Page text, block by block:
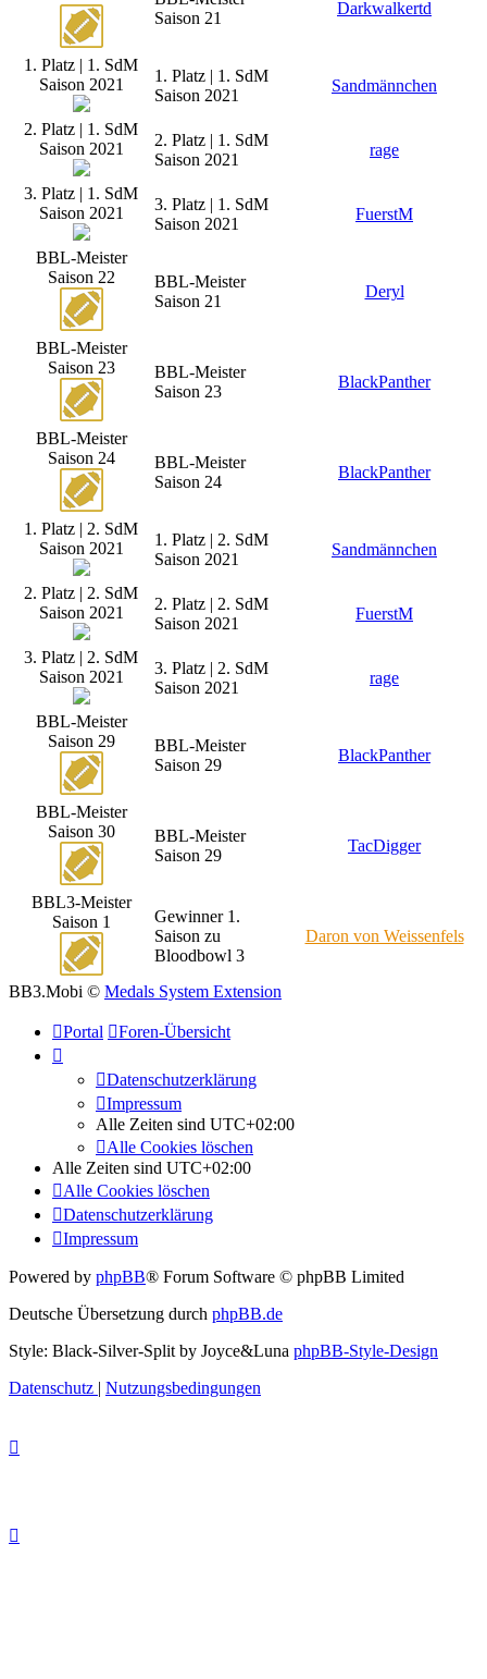
Saison 21
Darkwalkertd
1. Platz | 1. SdM
Saison 2021
1. Platz | 1. SdM
Saison 2021
Sandmännchen
2. Platz | 1. SdM
Saison 2021
2. Platz | 1. SdM
Saison 2021
rage
3. Platz | 1. SdM
Saison 2021
3. Platz | 1. SdM
Saison 2021
FuerstM
BBL-Meister
Saison 22
BBL-Meister
Saison 21
Deryl
BBL-Meister
Saison 23
BBL-Meister
Saison 23
BlackPanther
BBL-Meister
Saison 24
BBL-Meister
Saison 24
BlackPanther
1. Platz | 2. SdM
Saison 2021
1. Platz | 2. SdM
Saison 2021
Sandmännchen
2. Platz | 2. SdM
Saison 2021
2. Platz | 2. SdM
Saison 2021
FuerstM
3. Platz | 2. SdM
Saison 2021
3. Platz | 2. SdM
Saison 2021
rage
BBL-Meister
Saison 29
BBL-Meister
Saison 29
BlackPanther
BBL-Meister
Saison 30
BBL-Meister
Saison 29
TacDigger
BBL3-Meister
Saison 1
Gewinner 1.
Saison zu
Bloodbowl 3
Daron von Weissenfels
BB3.Mobi © Medals System Extension
Portal Foren-Übersicht
Datenschutzerklärung
Impressum
Alle Zeiten sind UTC+02:00
Alle Cookies löschen
Alle Zeiten sind UTC+02:00
Alle Cookies löschen
Datenschutzerklärung
Impressum
Powered by phpBB® Forum Software © phpBB Limited
Deutsche Übersetzung durch phpBB.de
Style: Black-Silver-Split by Joyce&Luna phpBB-Style-Design
Datenschutz | Nutzungsbedingungen